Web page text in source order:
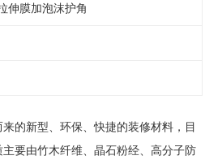
伸膜加泡沫护角
的新型、环保、快捷的装修材料，目
要由竹木纤维、晶石粉经、高分子防